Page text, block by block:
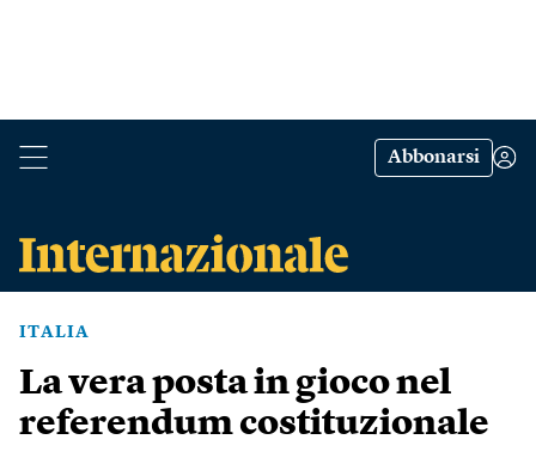
Abbonarsi
ITALIA
La vera posta in gioco nel
referendum costituzionale